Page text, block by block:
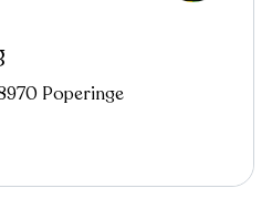
Poperinge